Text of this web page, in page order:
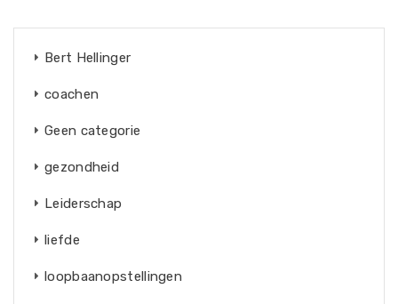
Bert Hellinger
coachen
Geen categorie
gezondheid
Leiderschap
liefde
loopbaanopstellingen